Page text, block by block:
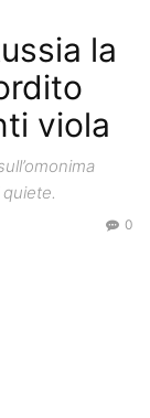
la
viola
0